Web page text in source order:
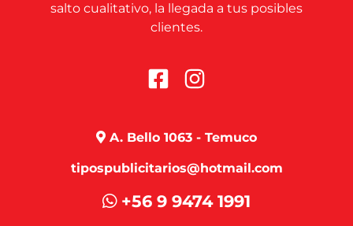
salto cualitativo, la llegada a tus posibles
clientes.
A. Bello 1063 - Temuco
tipospublicitarios@hotmail.com
+56 9 9474 1991